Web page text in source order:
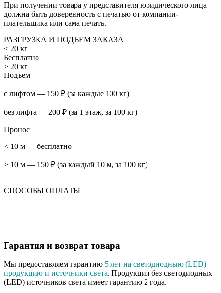
При получении товара у представителя юридического лица
должна быть доверенность с печатью от компании-
плательщика или сама печать.
РАЗГРУЗКА И ПОДЪЕМ ЗАКАЗА
< 20 кг
Бесплатно
> 20 кг
Подъем
с лифтом — 150 ₽ (за каждые 100 кг)
без лифта — 200 ₽ (за 1 этаж, за 100 кг)
Пронос
< 10 м — бесплатно
> 10 м — 150 ₽ (за каждый 10 м, за 100 кг)
СПОСОБЫ ОПЛАТЫ
Гарантия и возврат товара
Мы предоставляем гарантию 5 лет на светодиодныю (LED)
продукцию и источники света. Продукция без светодиодных
(LED) источников света имеет гарантию 2 года.